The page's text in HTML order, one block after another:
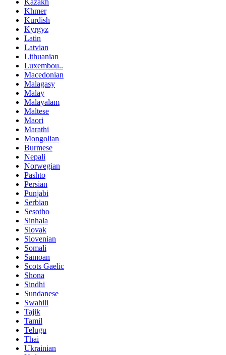
Khmer
Kurdish
Kyrgyz
Latin
Latvian
Lithuanian
Luxembou..
Macedonian
Malagasy
Malay
Malayalam
Maltese
Maori
Marathi
Mongolian
Burmese
Nepali
Norwegian
Pashto
Persian
Punjabi
Serbian
Sesotho
Sinhala
Slovak
Slovenian
Somali
Samoan
Scots Gaelic
Shona
Sindhi
Sundanese
Swahili
Tajik
Tamil
Telugu
Thai
Ukrainian